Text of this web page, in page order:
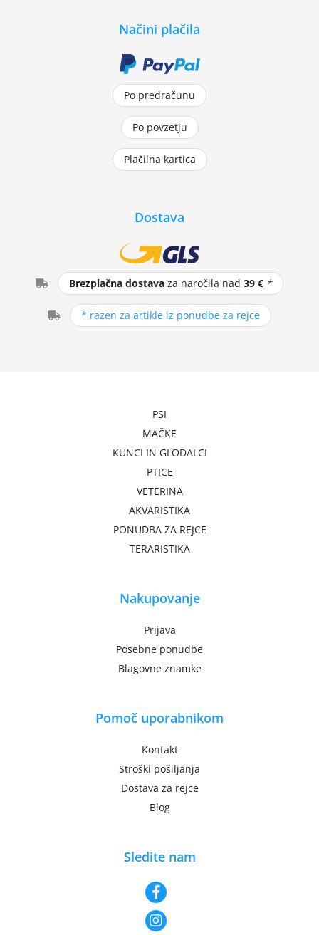
Načini plačila
Po predračunu
Po povzetju
Plačilna kartica
Dostava
Brezplačna dostava za naročila nad39 € *
* razen za artikle iz ponudbe za rejce
PSI
MAČKE
KUNCI IN GLODALCI
PTICE
VETERINA
AKVARISTIKA
PONUDBA ZA REJCE
TERARISTIKA
Nakupovanje
Prijava
Posebne ponudbe
Blagovne znamke
Pomoč uporabnikom
Kontakt
Stroški pošiljanja
Dostava za rejce
Blog
Sledite nam